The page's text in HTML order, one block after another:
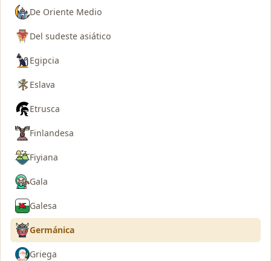
De Oriente Medio
Del sudeste asiático
Egipcia
Eslava
Etrusca
Finlandesa
Fiyiana
Gala
Galesa
Germánica
Griega